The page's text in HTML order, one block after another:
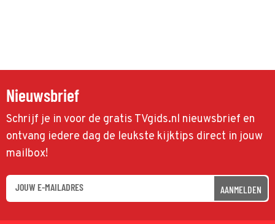
Nieuwsbrief
Schrijf je in voor de gratis TVgids.nl nieuwsbrief en
ontvang iedere dag de leukste kijktips direct in jouw
mailbox!
AANMELDEN